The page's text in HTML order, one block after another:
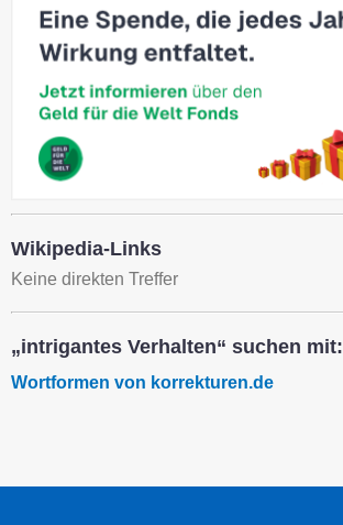
Wikipedia-Links
Keine direkten Treffer
„intrigantes Verhalten“ suchen mit:
Wortformen von korrekturen.de